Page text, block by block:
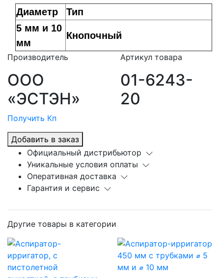
Диаметр
Тип
5 мм и 10
мм
Кнопочный
Производитель
ООО
«ЭСТЭН»
Артикул товара
01-6243-
20
Получить Кп
Добавить в заказ
Официальный дистрибьютор
Уникальные условия оплаты
Оперативная доставка
Гарантия и сервис
Другие товары в категории